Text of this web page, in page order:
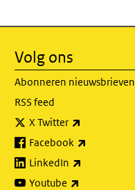
Volg ons
Abonneren nieuwsbrieven
RSS feed
X Twitter
Facebook
LinkedIn
Youtube